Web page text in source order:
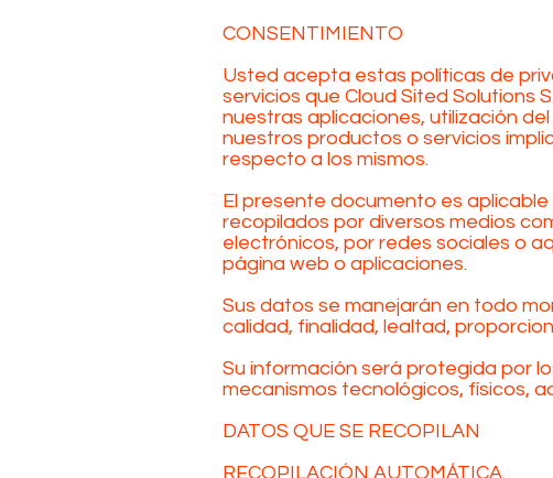
CONSENTIMIENTO
Usted acepta estas políticas de
servicios que Cloud Sited Solutions
nuestras aplicaciones, utilización del
nuestros productos o servicios
respecto a los mismos.
El presente documento es
recopilados por diversos medios
electrónicos, por redes sociales o
página web o aplicaciones.
Sus datos se manejarán en todo
calidad, finalidad, lealtad,
Su información será protegida por
mecanismos tecnológicos, físicos,
DATOS QUE SE RECOPILAN
RECOPILACIÓN AUTOMÁTICA.